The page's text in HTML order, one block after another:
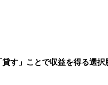
貸す」ことで収益を得る選択